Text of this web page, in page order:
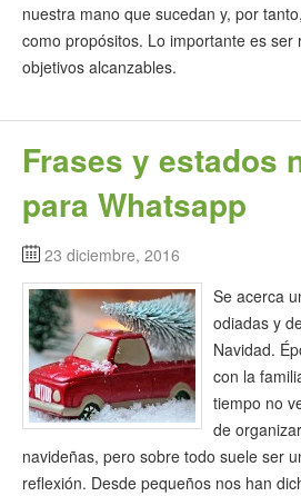
nuestra mano que sucedan y, por
como propósitos. Lo importante es ser
objetivos alcanzables.
Frases y estados
para Whatsapp
23 diciembre, 2016
Se acerca
odiadas y
Navidad.
con la
tiempo no
de
navideñas, pero sobre todo suele ser
reflexión. Desde pequeños nos han